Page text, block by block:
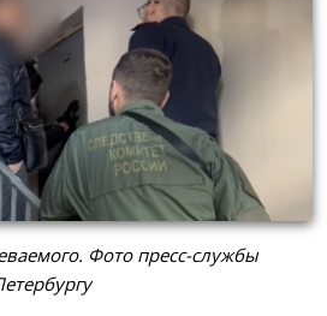
Фото пресс-службы